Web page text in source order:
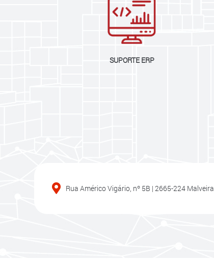
SUPORTE ERP
Rua Américo Vigário, nº 5B | 2665-224 Malveira